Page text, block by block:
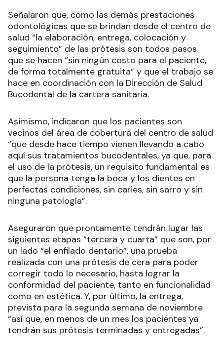
Señalaron que, como las demás prestaciones
odontológicas que se brindan desde el centro de
salud “la elaboración, entrega, colocación y
seguimiento” de las prótesis son todos pasos
que se hacen “sin ningún costo para el paciente,
de forma totalmente gratuita” y que el trabajo se
hace en coordinación con la Dirección de Salud
Bucodental de la cartera sanitaria.
Asimismo, indicaron que los pacientes son
vecinos del área de cobertura del centro de salud
“que desde hace tiempo vienen llevando a cabo
aquí sus tratamientos bucodentales, ya que, para
el uso de la prótesis, un requisito fundamental es
que la persona tenga la boca y los dientes en
perfectas condiciones, sin caries, sin sarro y sin
ninguna patología”.
Aseguraron que prontamente tendrán lugar las
siguientes etapas “tercera y cuarta” que son, por
un lado “el enfilado dentario”, una prueba
realizada con una prótesis de cera para poder
corregir todo lo necesario, hasta lograr la
conformidad del paciente, tanto en funcionalidad
como en estética. Y, por último, la entrega,
prevista para la segunda semana de noviembre
“así que, en menos de un mes los pacientes ya
tendrán sus prótesis terminadas y entregadas”.